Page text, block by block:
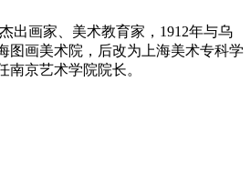
画家、美术教育家，1912年与乌
图画美术院，后改为上海美术专科学
南京艺术学院院长。